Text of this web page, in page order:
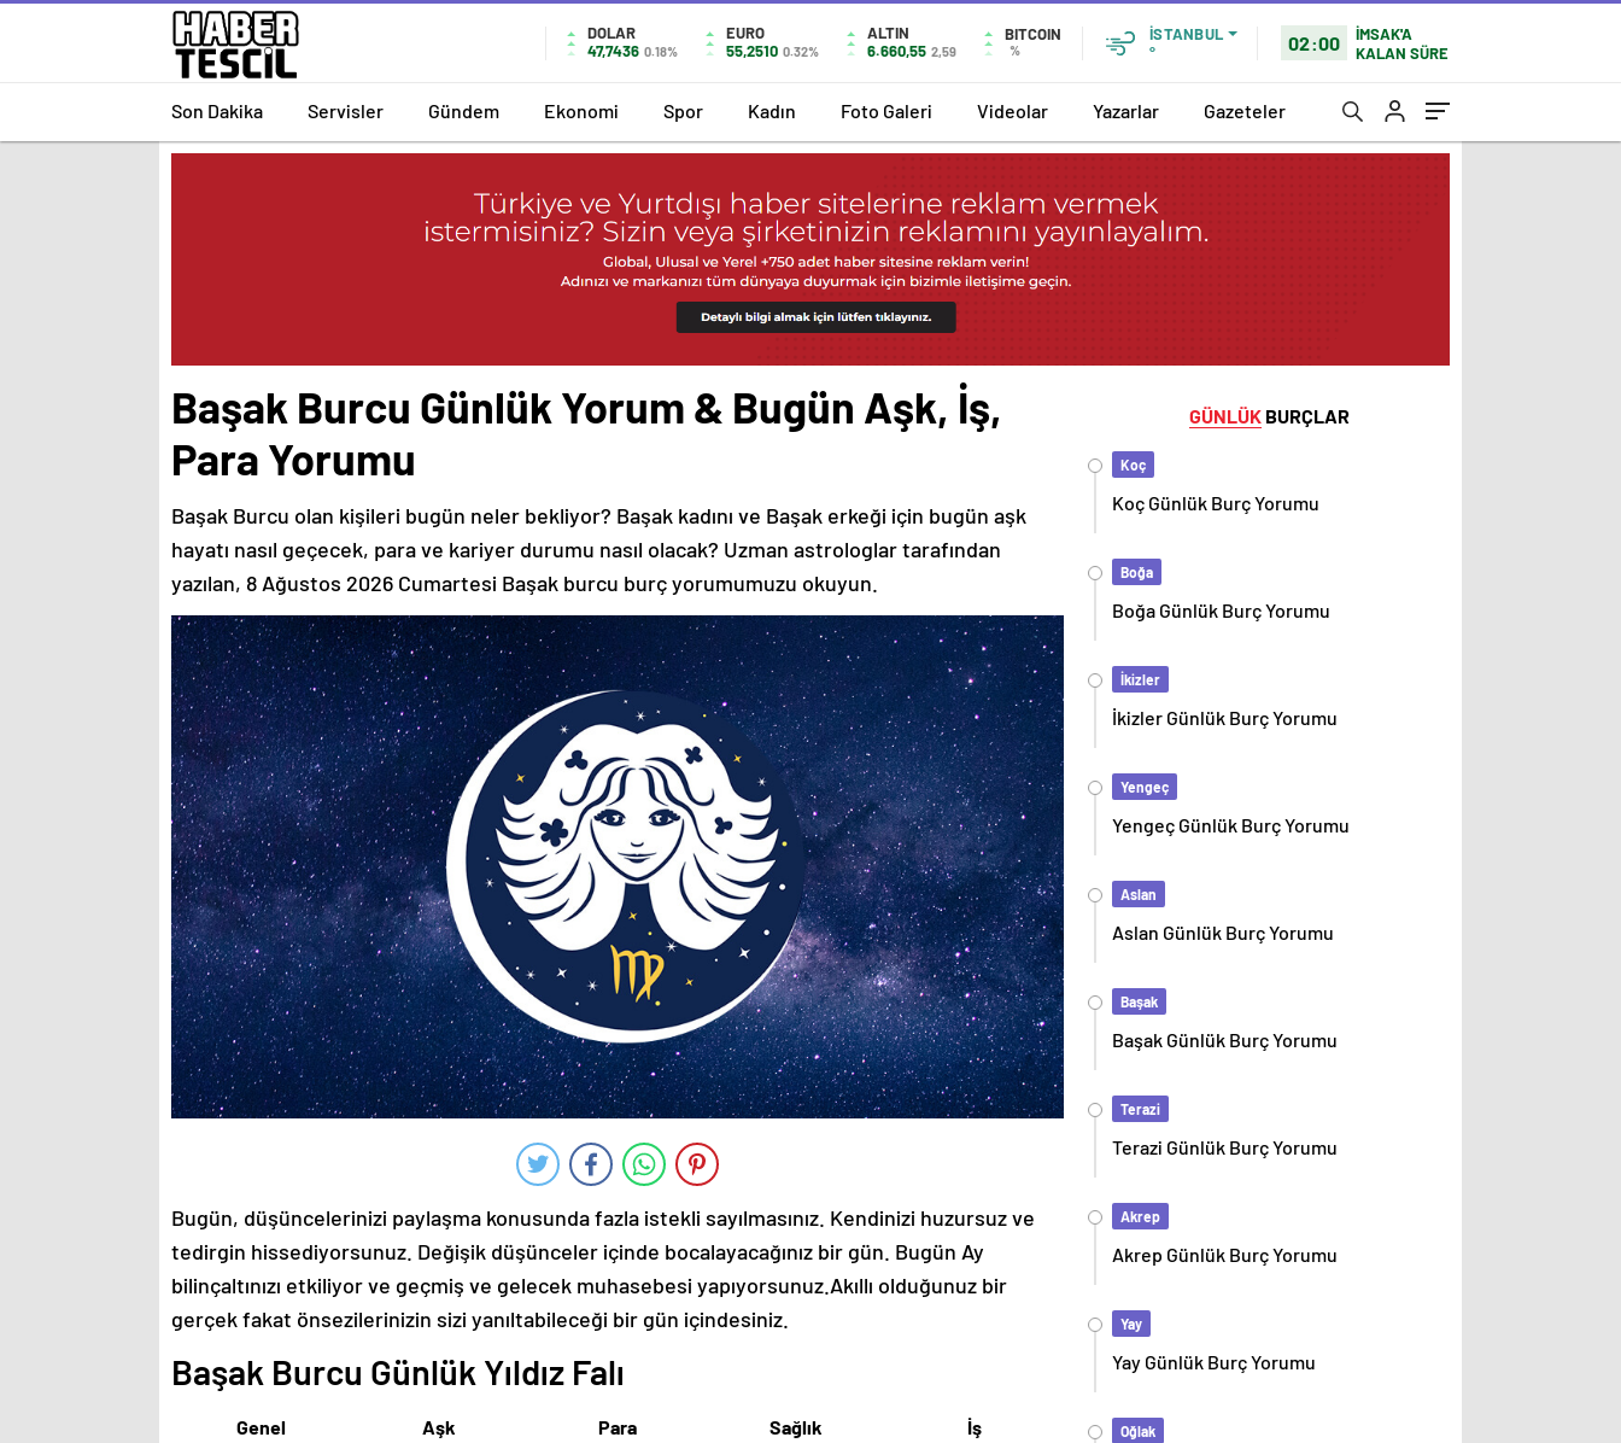
DOLAR
47,7436 0.18%
EURO
55,2510 0.32%
ALTIN
6.660,55 2,59
BITCOIN
%
İSTANBUL
°
02:00
İMSAK'A
KALAN SÜRE
Son Dakika Servisler Gündem Ekonomi Spor Kadın Foto Galeri Videolar Yazarlar Gazeteler
Başak Burcu Günlük Yorum & Bugün Aşk, İş,
Para Yorumu
Başak Burcu olan kişileri bugün neler bekliyor? Başak kadını ve Başak erkeği için bugün aşk
hayatı nasıl geçecek, para ve kariyer durumu nasıl olacak? Uzman astrologlar tarafından
yazılan, 8 Ağustos 2026 Cumartesi Başak burcu burç yorumumuzu okuyun.
Bugün, düşüncelerinizi paylaşma konusunda fazla istekli sayılmasınız. Kendinizi huzursuz ve
tedirgin hissediyorsunuz. Değişik düşünceler içinde bocalayacağınız bir gün. Bugün Ay
bilinçaltınızı etkiliyor ve geçmiş ve gelecek muhasebesi yapıyorsunuz.Akıllı olduğunuz bir
gerçek fakat önsezilerinizin sizi yanıltabileceği bir gün içindesiniz.
Başak Burcu Günlük Yıldız Falı
Genel Aşk Para Sağlık İş
GÜNLÜKBURÇLAR
Koç
Koç Günlük Burç Yorumu
Boğa
Boğa Günlük Burç Yorumu
İkizler
İkizler Günlük Burç Yorumu
Yengeç
Yengeç Günlük Burç Yorumu
Aslan
Aslan Günlük Burç Yorumu
Başak
Başak Günlük Burç Yorumu
Terazi
Terazi Günlük Burç Yorumu
Akrep
Akrep Günlük Burç Yorumu
Yay
Yay Günlük Burç Yorumu
Oğlak